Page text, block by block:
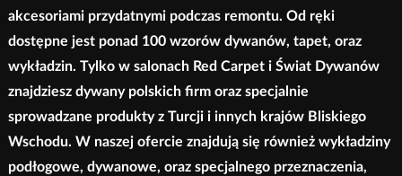
akcesoriami przydatnymi podczas remontu. Od ręki
dostępne jest ponad 100 wzorów dywanów, tapet, oraz
wykładzin. Tylko w salonach Red Carpet i Świat Dywanów
znajdziesz dywany polskich firm oraz specjalnie
sprowadzane produkty z Turcji i innych krajów Bliskiego
Wschodu. W naszej ofercie znajdują się również wykładziny
podłogowe, dywanowe, oraz specjalnego przeznaczenia,